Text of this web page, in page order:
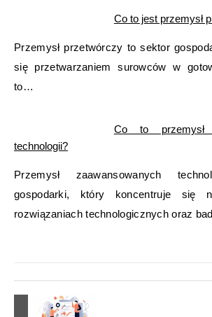
Co to jest przemysł
Przemysł przetwórczy to sektor
się przetwarzaniem surowców w
to…
Co to przemysł
technologii?
Przemysł zaawansowanych
gospodarki, który koncentruje się
rozwiązaniach technologicznych oraz